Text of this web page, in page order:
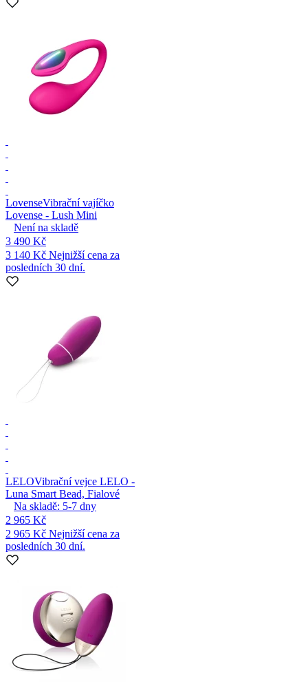
LovenseVibrační vajíčko
Lovense - Lush Mini
Není na skladě
3 490 Kč
3 140 Kč Nejnižší cena za
posledních 30 dní.
LELOVibrační vejce LELO -
Luna Smart Bead, Fialové
Na skladě: 5-7 dny
2 965 Kč
2 965 Kč Nejnižší cena za
posledních 30 dní.